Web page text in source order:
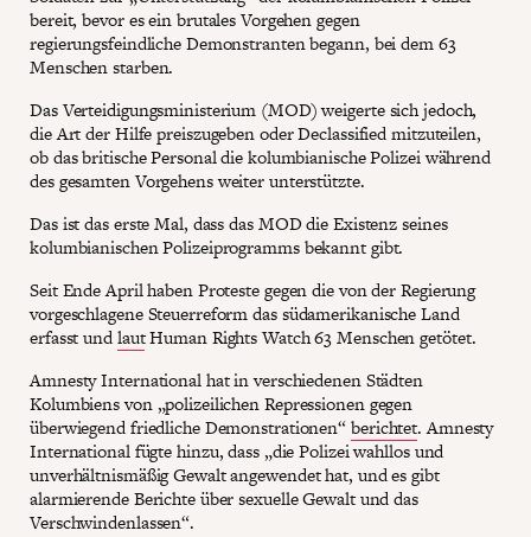
bereit, bevor es ein brutales Vorgehen gegen
regierungsfeindliche Demonstranten begann, bei dem 63
Menschen starben.
Das Verteidigungsministerium (MOD) weigerte sich jedoch,
die Art der Hilfe preiszugeben oder Declassified mitzuteilen,
ob das britische Personal die kolumbianische Polizei während
des gesamten Vorgehens weiter unterstützte.
Das ist das erste Mal, dass das MOD die Existenz seines
kolumbianischen Polizeiprogramms bekannt gibt.
Seit Ende April haben Proteste gegen die von der Regierung
vorgeschlagene Steuerreform das südamerikanische Land
erfasst undlautHuman Rights Watch 63 Menschen getötet.
Amnesty International hat in verschiedenen Städten
Kolumbiens von „polizeilichen Repressionen gegen
überwiegend friedliche Demonstrationen“berichtet. Amnesty
International fügte hinzu, dass „die Polizei wahllos und
unverhältnismäßig Gewalt angewendet hat, und es gibt
alarmierende Berichte über sexuelle Gewalt und das
Verschwindenlassen“.